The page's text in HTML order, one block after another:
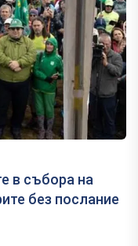
в събора на
без послание